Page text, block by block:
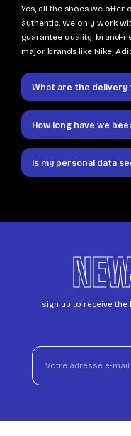
Yes, all the shoes we offer
authentic. We only work
guarantee quality, brand-
major brands like Nike,
What are the delivery
How long have we
Is my personal data
sign up to receive